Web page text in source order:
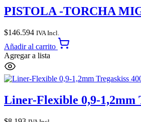
PISTOLA -TORCHA
$146.594 IVA Incl.
Añadir al carrito
Agregar a lista
Liner-Flexible 0,9-1,2mm